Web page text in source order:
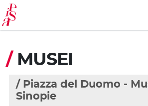
Aller
au
contenu
principal
/ MUSEI
/ Piazza del Duomo -
Sinopie